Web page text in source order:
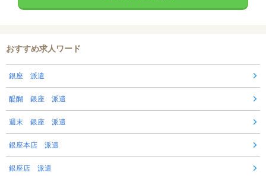
おすすめ求人ワード
銀座 派遣
醍醐 銀座 派遣
週末 銀座 派遣
銀座本店 派遣
銀座店 派遣